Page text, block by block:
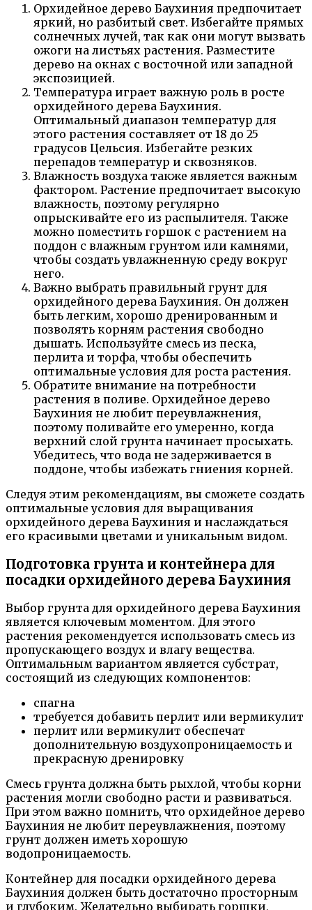
Орхидейное дерево Баухиния предпочитает
яркий, но разбитый свет. Избегайте прямых
солнечных лучей, так как они могут вызвать
ожоги на листьях растения. Разместите
дерево на окнах с восточной или западной
экспозицией.
Температура играет важную роль в росте
орхидейного дерева Баухиния.
Оптимальный диапазон температур для
этого растения составляет от 18 до 25
градусов Цельсия. Избегайте резких
перепадов температур и сквозняков.
Влажность воздуха также является важным
фактором. Растение предпочитает высокую
влажность, поэтому регулярно
опрыскивайте его из распылителя. Также
можно поместить горшок с растением на
поддон с влажным грунтом или камнями,
чтобы создать увлажненную среду вокруг
него.
Важно выбрать правильный грунт для
орхидейного дерева Баухиния. Он должен
быть легким, хорошо дренированным и
позволять корням растения свободно
дышать. Используйте смесь из песка,
перлита и торфа, чтобы обеспечить
оптимальные условия для роста растения.
Обратите внимание на потребности
растения в поливе. Орхидейное дерево
Баухиния не любит переувлажнения,
поэтому поливайте его умеренно, когда
верхний слой грунта начинает просыхать.
Убедитесь, что вода не задерживается в
поддоне, чтобы избежать гниения корней.
Следуя этим рекомендациям, вы сможете создать
оптимальные условия для выращивания
орхидейного дерева Баухиния и наслаждаться
его красивыми цветами и уникальным видом.
Подготовка грунта и контейнера для
посадки орхидейного дерева Баухиния
Выбор грунта для орхидейного дерева Баухиния
является ключевым моментом. Для этого
растения рекомендуется использовать смесь из
пропускающего воздух и влагу вещества.
Оптимальным вариантом является субстрат,
состоящий из следующих компонентов:
спагна
требуется добавить перлит или вермикулит
перлит или вермикулит обеспечат
дополнительную воздухопроницаемость и
прекрасную дренировку
Смесь грунта должна быть рыхлой, чтобы корни
растения могли свободно расти и развиваться.
При этом важно помнить, что орхидейное дерево
Баухиния не любит переувлажнения, поэтому
грунт должен иметь хорошую
водопроницаемость.
Контейнер для посадки орхидейного дерева
Баухиния должен быть достаточно просторным
и глубоким. Желательно выбирать горшки,